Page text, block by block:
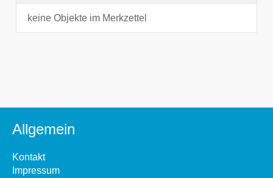
keine Objekte im Merkzettel
Allgemein
Kontakt
Impressum